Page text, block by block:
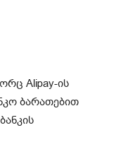
Alipay-ის
ბარათებით